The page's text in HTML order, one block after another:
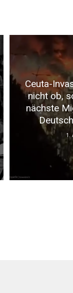
Ceuta-
nicht ob,
nächste
1.